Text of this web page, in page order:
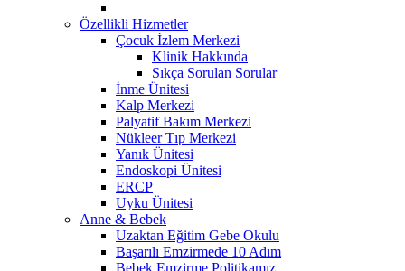
Özellikli Hizmetler
Çocuk İzlem Merkezi
Klinik Hakkında
Sıkça Sorulan Sorular
İnme Ünitesi
Kalp Merkezi
Palyatif Bakım Merkezi
Nükleer Tıp Merkezi
Yanık Ünitesi
Endoskopi Ünitesi
ERCP
Uyku Ünitesi
Anne & Bebek
Uzaktan Eğitim Gebe Okulu
Başarılı Emzirmede 10 Adım
Bebek Emzirme Politikamız